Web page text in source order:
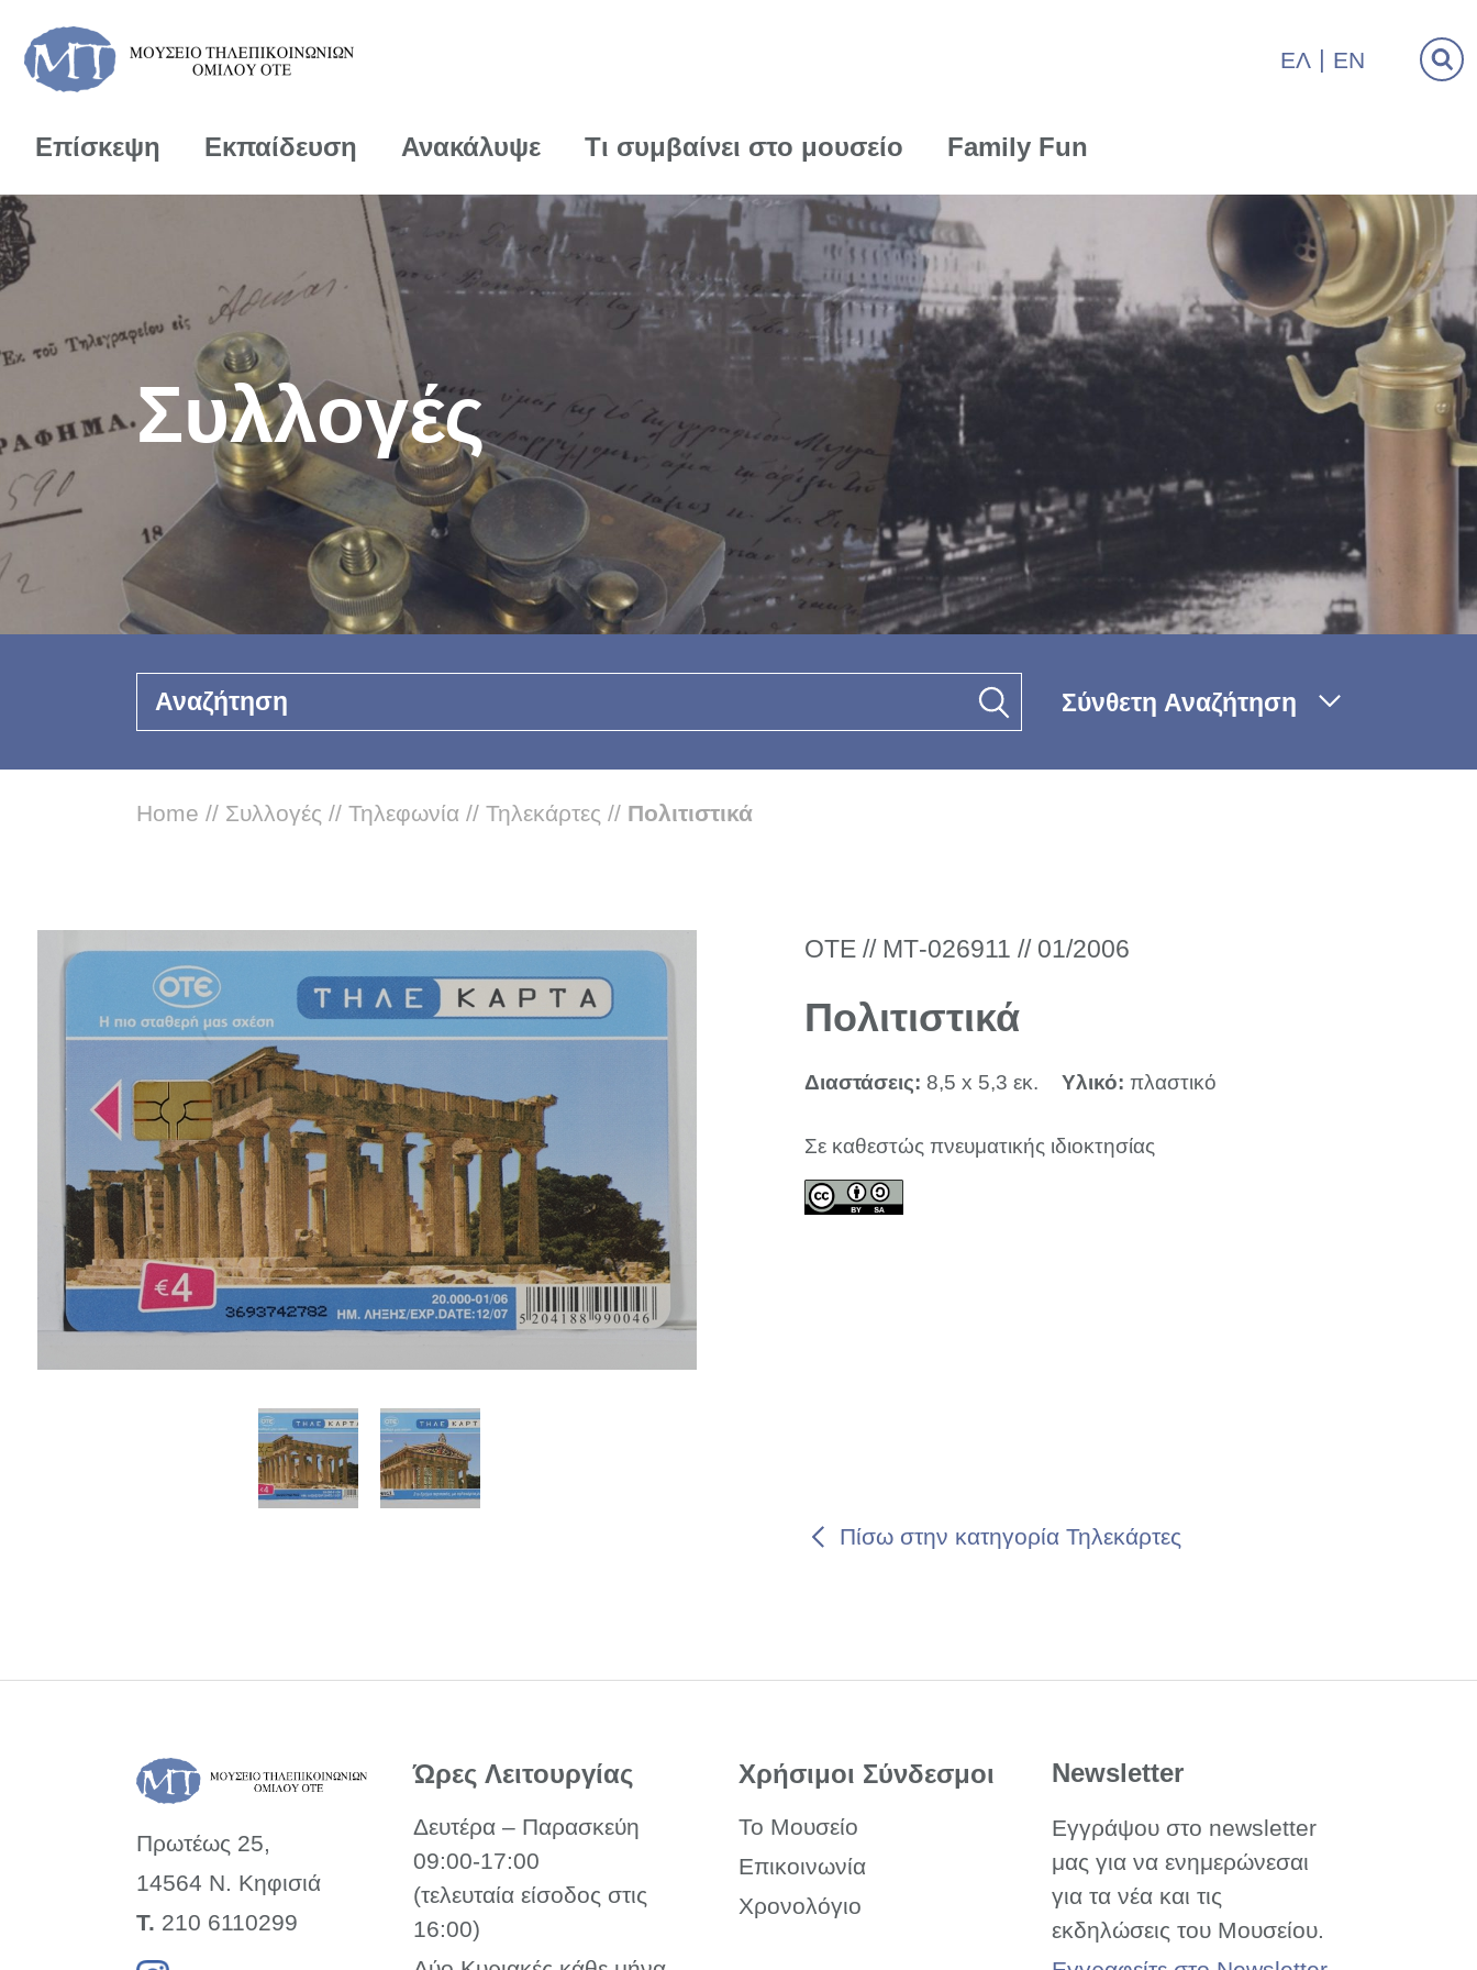
ΕΛ EN
Επίσκεψη Εκπαίδευση Ανακάλυψε Τι συμβαίνει στο μουσείο Family Fun
Συλλογές
Αναζήτηση Σύνθετη Αναζήτηση
Home // Συλλογές // Τηλεφωνία // Τηλεκάρτες // Πολιτιστικά
Πίσω στην κατηγορία Τηλεκάρτες
ΟΤΕ // ΜΤ-026911 // 01/2006
Πολιτιστικά
Διαστάσεις: 8,5 x 5,3 εκ. Υλικό: πλαστικό
Σε καθεστώς πνευματικής ιδιοκτησίας
Πρωτέως 25,
14564 Ν. Κηφισιά
Τ. 210 6110299
Ώρες Λειτουργίας
Δευτέρα – Παρασκεύη
09:00-17:00
(τελευταία είσοδος στις
16:00)
Χρήσιμοι Σύνδεσμοι
Το Μουσείο
Επικοινωνία
Χρονολόγιο
Newsletter
Εγγράψου στο newsletter
μας για να ενημερώνεσαι
για τα νέα και τις
εκδηλώσεις του Μουσείου.